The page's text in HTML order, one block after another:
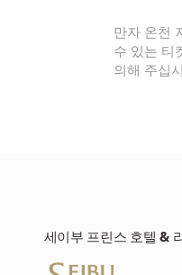
만자 온
시라네
있는 화
세이부 프린스 호텔 &